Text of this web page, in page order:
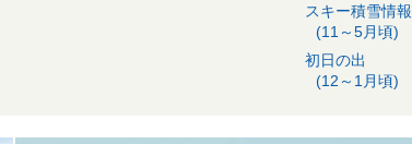
スキー積雪情報
(11～5月頃)
初日の出
(12～1月頃)